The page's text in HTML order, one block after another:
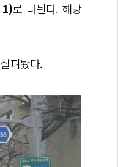
1)로 나뉜다. 해당
펴봤다.